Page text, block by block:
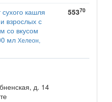
кашля
взрослых с
со вкусом
мл Хелеон,
55370
д. 14